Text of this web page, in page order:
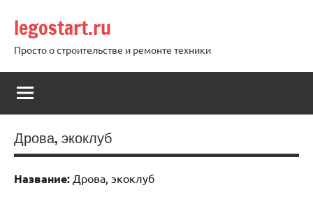
содержимому
legostart.ru
Просто о строительстве и ремонте техники
Дрова, экоклуб
Название: Дрова, экоклуб